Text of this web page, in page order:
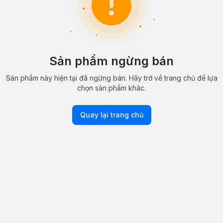
Sản phẩm ngừng bán
Sản phẩm này hiện tại đã ngừng bán. Hãy trở về trang chủ để lựa
chọn sản phẩm khác.
Quay lại trang chủ